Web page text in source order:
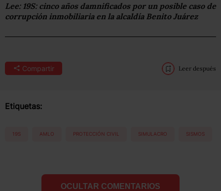
Lee: 19S: cinco años damnificados por un posible caso de
corrupción inmobiliaria en la alcaldía Benito Juárez
Compartir Leer después
Etiquetas:
19S AMLO PROTECCIÓN CIVIL SIMULACRO SISMOS
OCULTAR COMENTARIOS